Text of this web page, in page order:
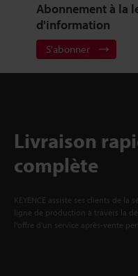
Abonnement à la
d'information
S'abonner
Livraison
complète
KEYENCE assiste ses clients de
ligne de production à travers la
l'offre d'un service après-vente